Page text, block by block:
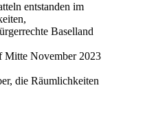
entstanden im
Baselland
Mitte November 2023
die Räumlichkeiten